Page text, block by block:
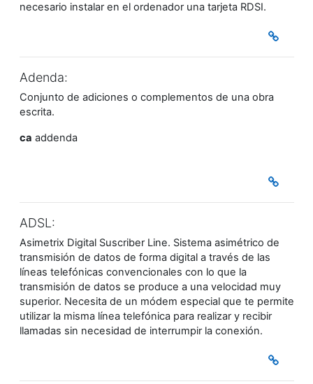
necesario instalar en el ordenador una tarjeta RDSI.
Adenda:
Conjunto de adiciones o complementos de una obra
escrita.
ca addenda
ADSL:
Asimetrix Digital Suscriber Line. Sistema asimétrico de
transmisión de datos de forma digital a través de las
líneas telefónicas convencionales con lo que la
transmisión de datos se produce a una velocidad muy
superior. Necesita de un módem especial que te permite
utilizar la misma línea telefónica para realizar y recibir
llamadas sin necesidad de interrumpir la conexión.